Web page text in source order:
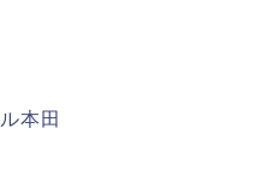
本田